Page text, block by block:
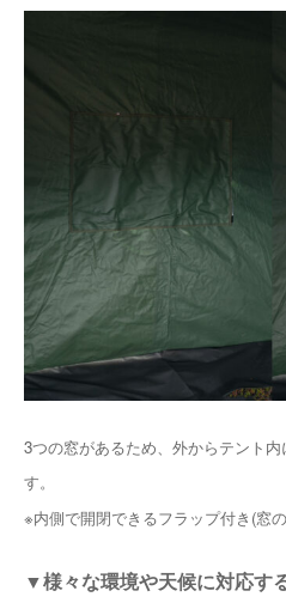
3つの窓があるため、外からテント
す。
※内側で開閉できるフラップ付き(窓
▼様々な環境や天候に対応す